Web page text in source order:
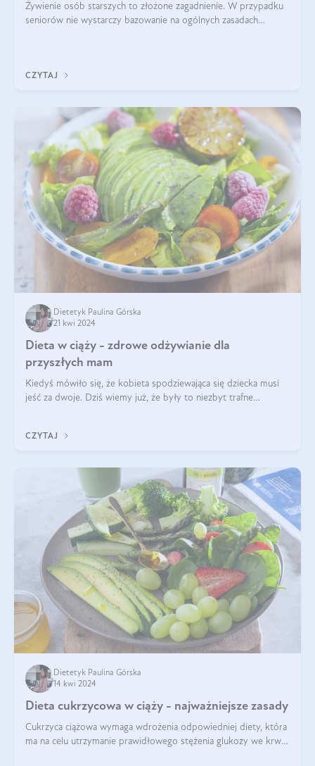
Żywienie osób starszych to złożone zagadnienie. W przypadku
seniorów nie wystarczy bazowanie na ogólnych zasadach
CZYTAJ
Dietetyk Paulina Górska
21 kwi 2024
Dieta w ciąży - zdrowe odżywianie dla
przyszłych mam
Kiedyś mówiło się, że kobieta spodziewająca się dziecka musi
jeść za dwoje. Dziś wiemy już, że były to niezbyt trafne
CZYTAJ
Dietetyk Paulina Górska
14 kwi 2024
Dieta cukrzycowa w ciąży - najważniejsze zasady
Cukrzyca ciążowa wymaga wdrożenia odpowiedniej diety, która
ma na celu utrzymanie prawidłowego stężenia glukozy we krwi i